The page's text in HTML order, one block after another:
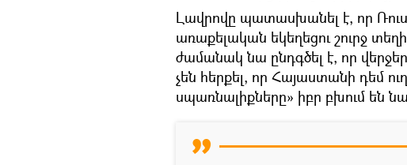
Լավրովը պատասխանել է, որ
առաքելական եկեղեցու շուրջ
ժամանակ նա ընդգծել է, որ
չեն հերքել, որ Հայաստանի դեմ
սպառնալիքները» իբր բխում են